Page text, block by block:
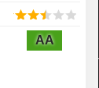
AA